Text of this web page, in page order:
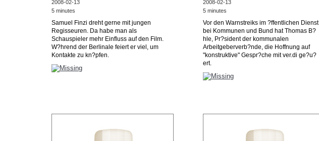
2008-02-13
5 minutes
Samuel Finzi dreht gerne mit jungen
Regisseuren. Da habe man als
Schauspieler mehr Einfluss auf den Film.
W?hrend der Berlinale feiert er viel, um
Kontakte zu kn?pfen.
2008-02-13
5 minutes
Vor den Warnstreiks im ?ffentlichen Dienst
bei Kommunen und Bund hat Thomas B?
hle, Pr?sident der kommunalen
Arbeitgeberverb?nde, die Hoffnung auf
"konstruktive" Gespr?che mit ver.di ge?u?
ert.